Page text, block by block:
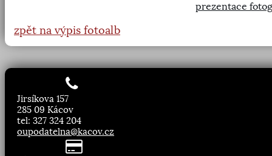
prezentace
zpět na výpis fotoalb
Jirsíkova 157
285 09 Kácov
tel: 327 324 204
oupodatelna@kacov.cz